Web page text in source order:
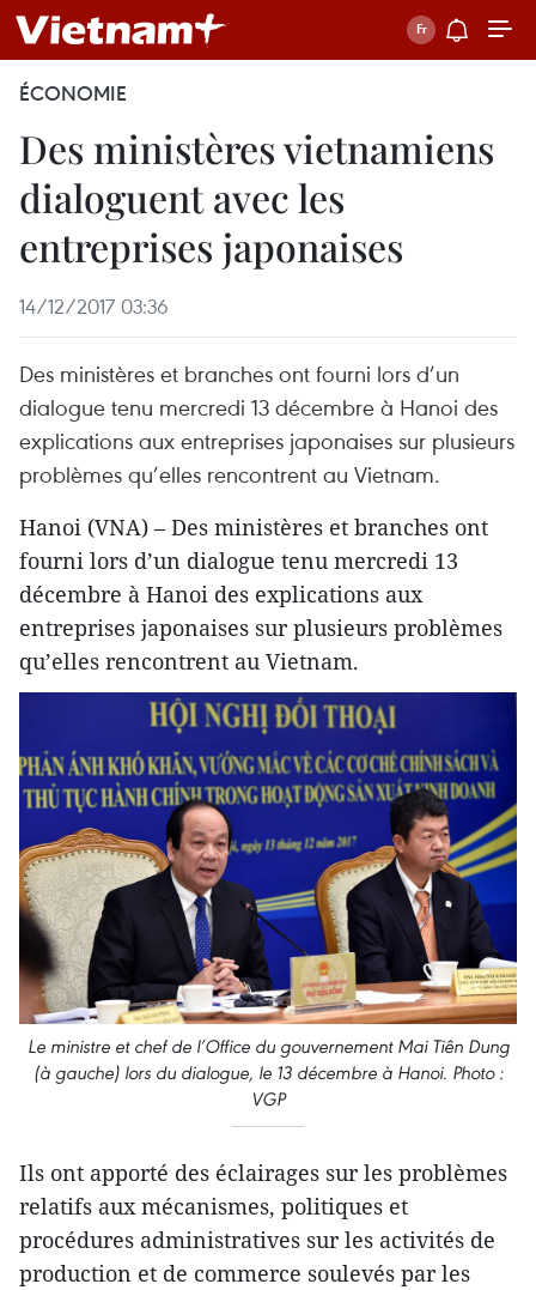
ÉCONOMIE
Des ministères vietnamiens
dialoguent avec les
entreprises japonaises
14/12/2017 03:36
Des ministères et branches ont fourni lors d’un
dialogue tenu mercredi 13 décembre à Hanoi des
explications aux entreprises japonaises sur plusieurs
problèmes qu’elles rencontrent au Vietnam.
Hanoi (VNA) – Des ministères et branches ont
fourni lors d’un dialogue tenu mercredi 13
décembre à Hanoi des explications aux
entreprises japonaises sur plusieurs problèmes
qu’elles rencontrent au Vietnam.
Le ministre et chef de l’Office du gouvernement Mai Tiên Dung
(à gauche) lors du dialogue, le 13 décembre à Hanoi. Photo :
VGP
Ils ont apporté des éclairages sur les problèmes
relatifs aux mécanismes, politiques et
procédures administratives sur les activités de
production et de commerce soulevés par les